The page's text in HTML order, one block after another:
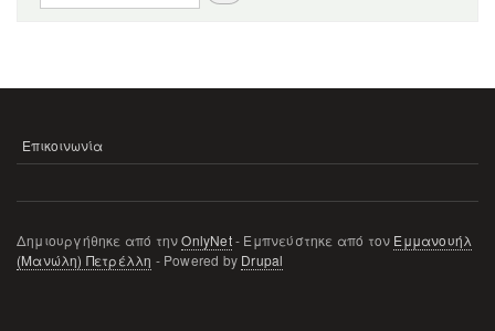
ΜΕΝΟΎ
Επικοινωνία
Δημιουργήθηκε από τηνOnlyNet- Εμπνεύστηκε από τον Εμμανουήλ
(Μανώλη) Πετρέλλη - Powered by Drupal